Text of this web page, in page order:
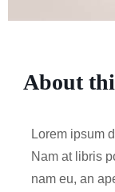
About
Lorem ipsum
Nam at libris
nam eu, an